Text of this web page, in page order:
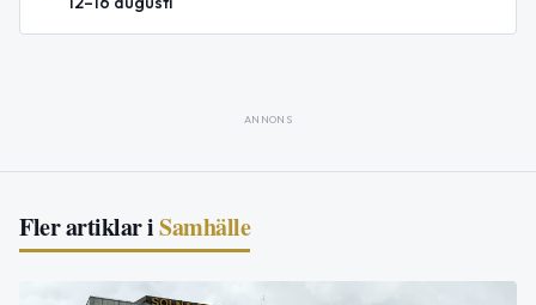
ANNONS
Fler artiklar iSamhälle